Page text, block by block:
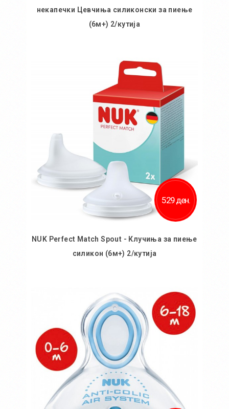
некапечки Цевчиња силиконски за пиење
(6м+) 2/кутија
529 ден.
NUK Perfect Match Spout - Клучиња за пиење
силикон (6м+) 2/кутија